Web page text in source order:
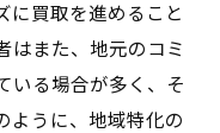
に買取を進めること
はまた、地元のコミ
いる場合が多く、そ
ように、地域特化の